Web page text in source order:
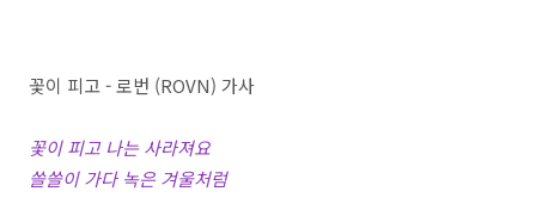
꽃이 피고 - 로번 (ROVN) 가사
꽃이 피고 나는 사라져요
쓸쓸이 가다 녹은 겨울처럼